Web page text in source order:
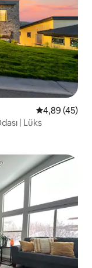
5 üzerinden
4,89 (45)
| Lüks